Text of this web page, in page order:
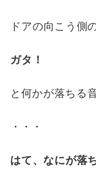
ドアの向こう側
ガタ！
と何かが落ちる
・・・
はて、なにが落